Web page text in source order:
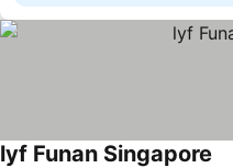
lyf Funan Singapore